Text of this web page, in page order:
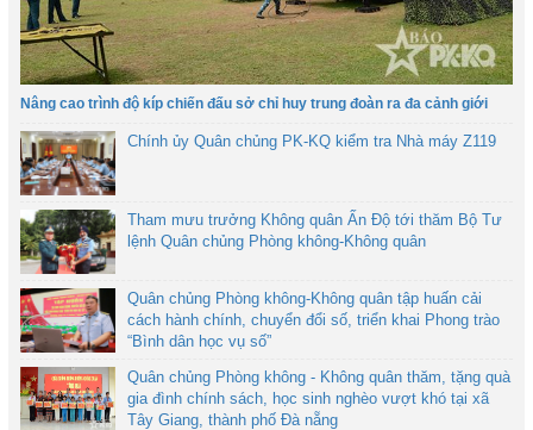
Nâng cao trình độ kíp chiến đấu sở chỉ huy trung đoàn ra đa cảnh giới
Chính ủy Quân chủng PK-KQ kiểm tra Nhà máy Z119
Tham mưu trưởng Không quân Ấn Độ tới thăm Bộ Tư
lệnh Quân chủng Phòng không-Không quân
Quân chủng Phòng không-Không quân tập huấn cải
cách hành chính, chuyển đổi số, triển khai Phong trào
“Bình dân học vụ số”
Quân chủng Phòng không - Không quân thăm, tặng quà
gia đình chính sách, học sinh nghèo vượt khó tại xã
Tây Giang, thành phố Đà nẵng